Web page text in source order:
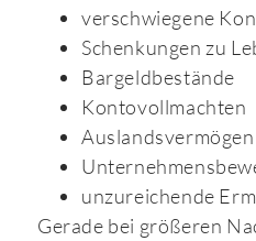
verschwiegene
Schenkungen zu
Bargeldbestände
Kontovollmachten
Auslandsvermögen
unzureichende
Gerade bei größeren